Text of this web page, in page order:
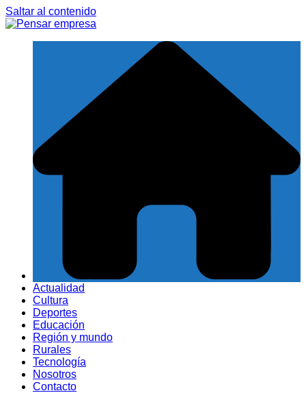
Saltar al contenido
Actualidad
Cultura
Deportes
Educación
Región y mundo
Rurales
Tecnología
Nosotros
Contacto